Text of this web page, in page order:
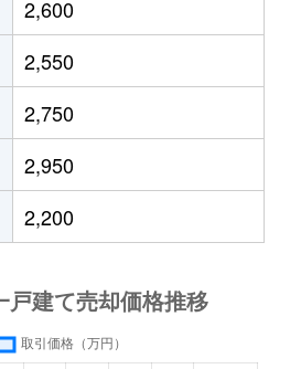
2,600
2,550
2,750
2,950
2,200